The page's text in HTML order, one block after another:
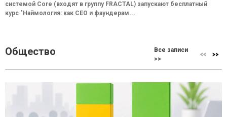
системой Core (входят в группу FRACTAL) запускают бесплатный
курс "Наймология: как СEO и фаундерам...
Общество
Все записи
>>